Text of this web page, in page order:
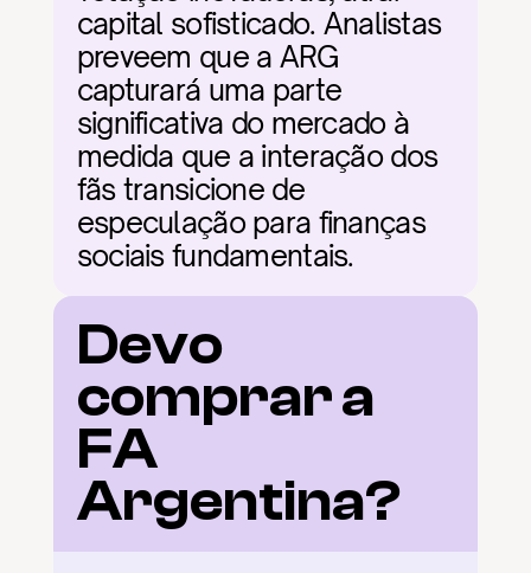
capital sofisticado. Analistas
preveem que a ARG
capturará uma parte
significativa do mercado à
medida que a interação dos
fãs transicione de
especulação para finanças
sociais fundamentais.
Devo
comprar a
FA
Argentina?